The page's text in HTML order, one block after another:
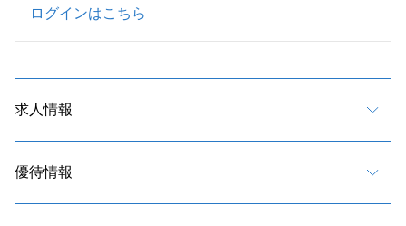
ログインはこちら
求人情報
優待情報